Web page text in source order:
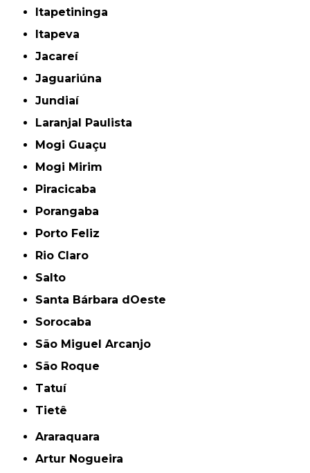
Itapetininga
Itapeva
Jacareí
Jaguariúna
Jundiaí
Laranjal Paulista
Mogi Guaçu
Mogi Mirim
Piracicaba
Porangaba
Porto Feliz
Rio Claro
Salto
Santa Bárbara dOeste
Sorocaba
São Miguel Arcanjo
São Roque
Tatuí
Tietê
Araraquara
Artur Nogueira